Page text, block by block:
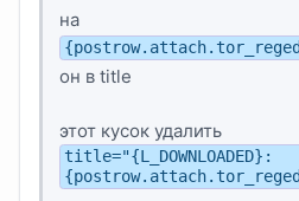
на
он в title
этот кусок удалить
title="{L_DOWNLOADED}: